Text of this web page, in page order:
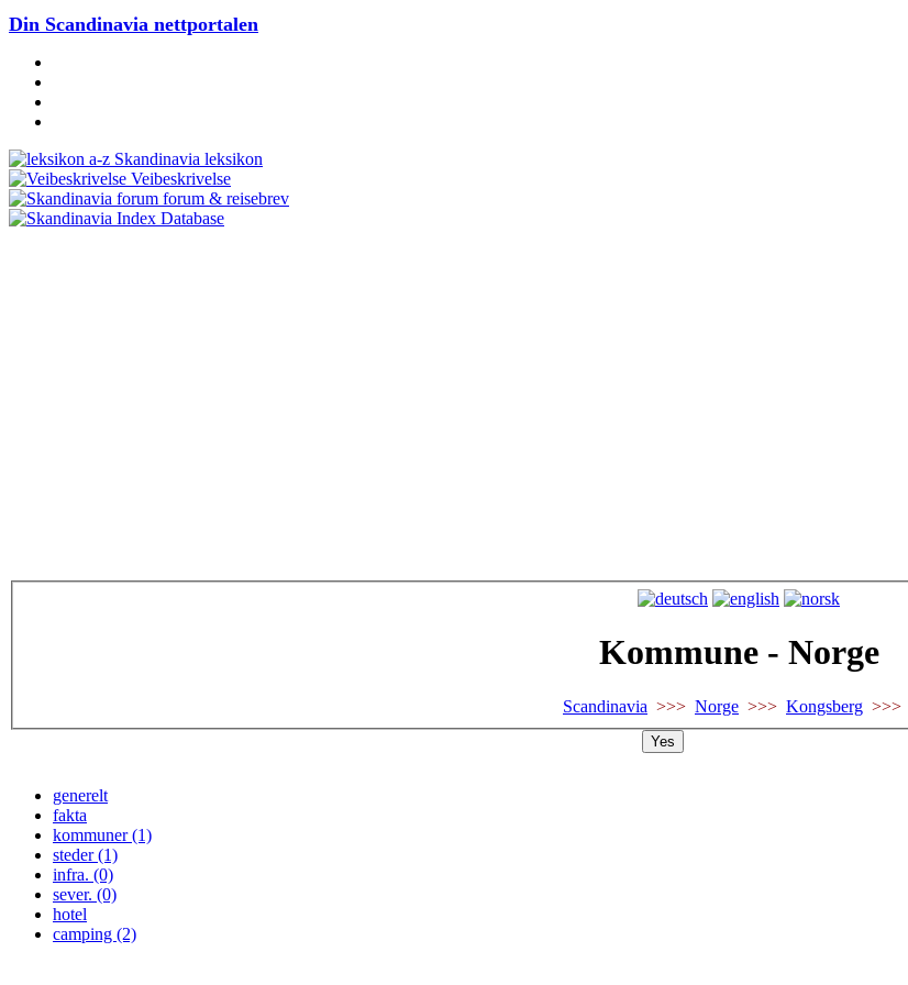
Din Scandinavia nettportalen
Skandinavia leksikon
Veibeskrivelse
forum & reisebrev
Database
Kommune - Norge
Scandinavia >>> Norge >>> Kongsberg
generelt
fakta
kommuner (1)
steder (1)
infra. (0)
sever. (0)
hotel
camping (2)
Yes